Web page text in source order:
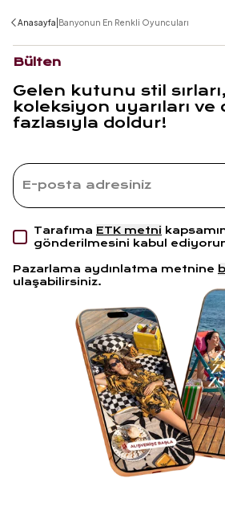
Anasayfa Banyonun En Renkli Oyuncuları
Bülten
Gelen kutunu stil
koleksiyon uyarıları ve
fazlasıyla doldur!
Tarafıma ETK metni
gönderilmesini kabul
Pazarlama aydınlatma metnine
ulaşabilirsiniz.